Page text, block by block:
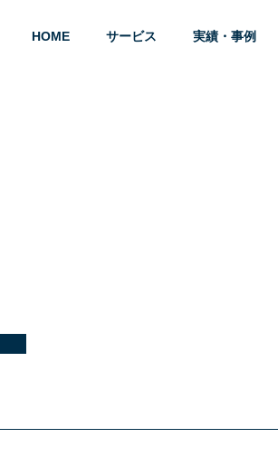
HOME サービス 実績・事例